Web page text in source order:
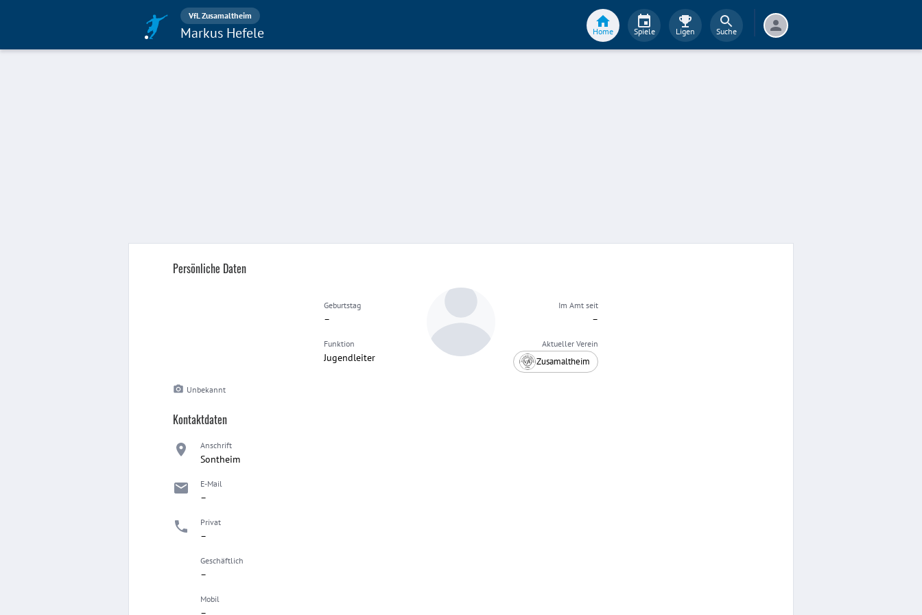
VfL Zusamaltheim
Markus Hefele Home Spiele Ligen Suche
Persönliche Daten
Geburtstag
–
Funktion
Jugendleiter
Im Amt seit
–
Aktueller Verein
Zusamaltheim
Unbekannt
Kontaktdaten
Anschrift
Sontheim
E-Mail
–
Privat
–
Geschäftlich
–
Mobil